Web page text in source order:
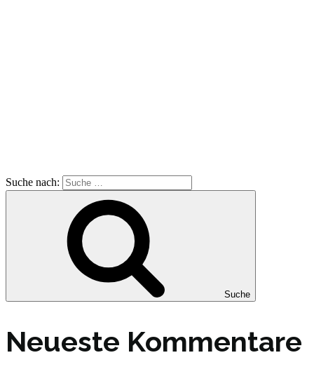
Suche nach:
Suche
Neueste Kommentare